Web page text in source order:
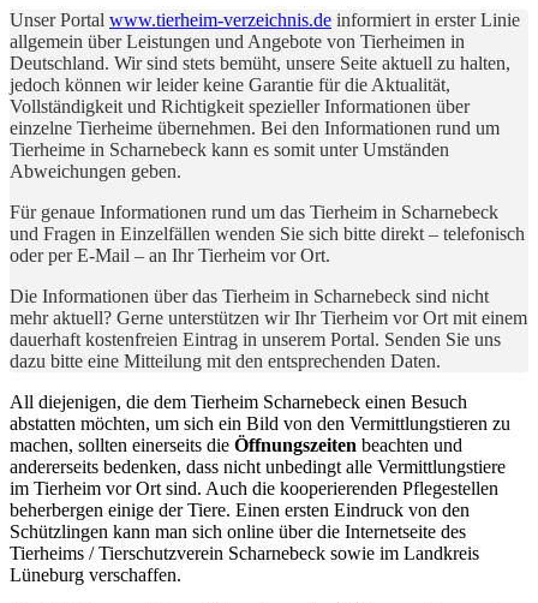
Unser Portal www.tierheim-verzeichnis.de informiert in erster Linie
allgemein über Leistungen und Angebote von Tierheimen in
Deutschland. Wir sind stets bemüht, unsere Seite aktuell zu halten,
jedoch können wir leider keine Garantie für die Aktualität,
Vollständigkeit und Richtigkeit spezieller Informationen über
einzelne Tierheime übernehmen. Bei den Informationen rund um
Tierheime in Scharnebeck kann es somit unter Umständen
Abweichungen geben.
Für genaue Informationen rund um das Tierheim in Scharnebeck
und Fragen in Einzelfällen wenden Sie sich bitte direkt – telefonisch
oder per E-Mail – an Ihr Tierheim vor Ort.
Die Informationen über das Tierheim in Scharnebeck sind nicht
mehr aktuell? Gerne unterstützen wir Ihr Tierheim vor Ort mit einem
dauerhaft kostenfreien Eintrag in unserem Portal. Senden Sie uns
dazu bitte eine Mitteilung mit den entsprechenden Daten.
All diejenigen, die dem Tierheim Scharnebeck einen Besuch
abstatten möchten, um sich ein Bild von den Vermittlungstieren zu
machen, sollten einerseits die Öffnungszeiten beachten und
andererseits bedenken, dass nicht unbedingt alle Vermittlungstiere
im Tierheim vor Ort sind. Auch die kooperierenden Pflegestellen
beherbergen einige der Tiere. Einen ersten Eindruck von den
Schützlingen kann man sich online über die Internetseite des
Tierheims / Tierschutzverein Scharnebeck sowie im Landkreis
Lüneburg verschaffen.